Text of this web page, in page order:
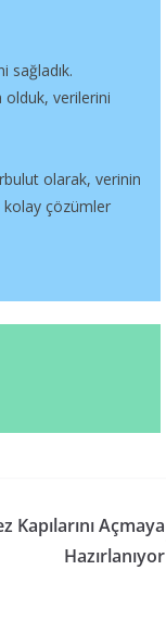
sağladık.
olduk, verilerini
olarak, verinin
çözümler
Kapılarını Açmaya
Hazırlanıyor